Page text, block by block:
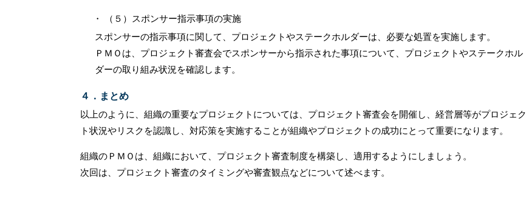
（５）スポンサー指示事項の実施
スポンサーの指示事項に関して、プロジェクトやステークホルダーは、必要な処置を実施します。
ＰＭＯは、プロジェクト審査会でスポンサーから指示された事項について、プロジェクトやステークホル
ダーの取り組み状況を確認します。
４．まとめ
以上のように、組織の重要なプロジェクトについては、プロジェクト審査会を開催し、経営層等がプロジェク
ト状況やリスクを認識し、対応策を実施することが組織やプロジェクトの成功にとって重要になります。
組織のＰＭＯは、組織において、プロジェクト審査制度を構築し、適用するようにしましょう。
次回は、プロジェクト審査のタイミングや審査観点などについて述べます。